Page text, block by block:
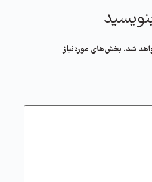
شد. بخش‌های موردنیاز